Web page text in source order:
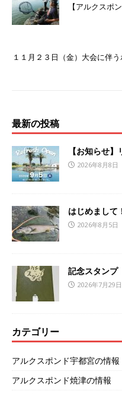
【アルクスポ
１１月２３日（金）大会に伴
最新の投稿
【お知らせ
2026年8月8日
はじめまして
2026年8月5日
記念スタンプ
2026年7月29日
カテゴリー
アルクスポンド宇都宮の情報
アルクスポンド焼津の情報